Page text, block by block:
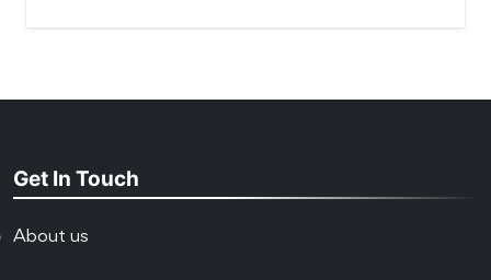
Get In Touch
About us